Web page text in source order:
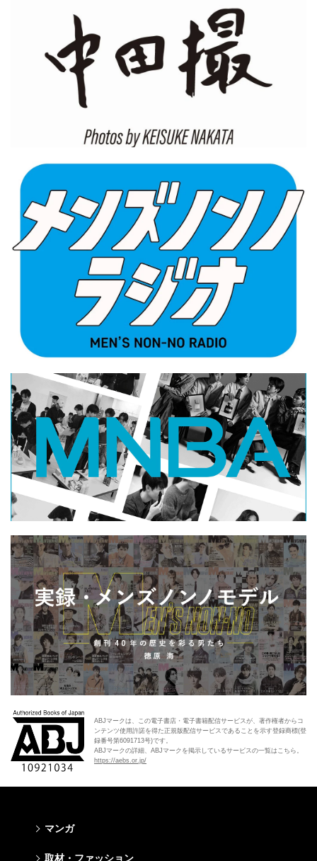
ABJマークは、この電子書店・電子書籍配信サービスが、著作権者からコ
ンテンツ使用許諾を得た正規版配信サービスであることを示す登録商標(登
録番号第6091713号)です。
ABJマークの詳細、ABJマークを掲示しているサービスの一覧はこちら。
https://aebs.or.jp/
マンガ
取材・ファッション